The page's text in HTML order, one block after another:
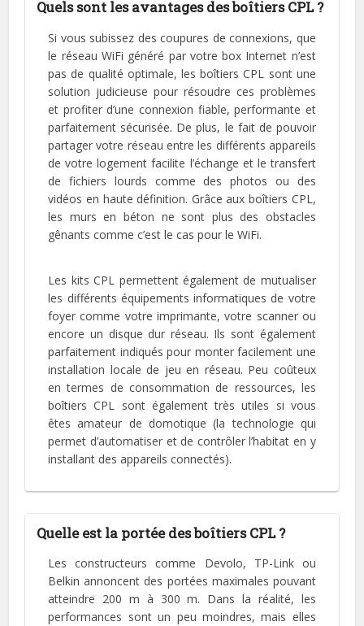
Quels sont les avantages des boîtiers CPL ?
Si vous subissez des coupures de connexions, que
le réseau WiFi généré par votre box Internet n’est
pas de qualité optimale, les boîtiers CPL sont une
solution judicieuse pour résoudre ces problèmes
et profiter d’une connexion fiable, performante et
parfaitement sécurisée. De plus, le fait de pouvoir
partager votre réseau entre les différents appareils
de votre logement facilite l’échange et le transfert
de fichiers lourds comme des photos ou des
vidéos en haute définition. Grâce aux boîtiers CPL,
les murs en béton ne sont plus des obstacles
gênants comme c’est le cas pour le WiFi.
Les kits CPL permettent également de mutualiser
les différents équipements informatiques de votre
foyer comme votre imprimante, votre scanner ou
encore un disque dur réseau. Ils sont également
parfaitement indiqués pour monter facilement une
installation locale de jeu en réseau. Peu coûteux
en termes de consommation de ressources, les
boîtiers CPL sont également très utiles si vous
êtes amateur de domotique (la technologie qui
permet d’automatiser et de contrôler l’habitat en y
installant des appareils connectés).
Quelle est la portée des boîtiers CPL ?
Les constructeurs comme Devolo, TP-Link ou
Belkin annoncent des portées maximales pouvant
atteindre 200 m à 300 m. Dans la réalité, les
performances sont un peu moindres, mais elles